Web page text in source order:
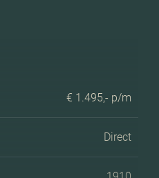
€ 1.495,- p/m
Direct